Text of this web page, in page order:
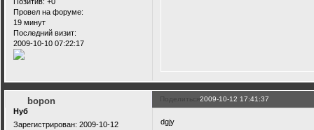
Провел на форуме:
19 минут
Последний визит:
2009-10-10 07:22:17
Поделиться2009-10-12 17:41:37
bopon
Нуб
Зарегистрирован: 2009-10-12
dgjy